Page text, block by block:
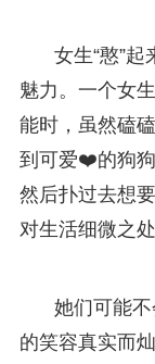
女生“憨”
魅力。一个女
能时，虽然磕
到可爱❤️的狗狗
然后扑过去想
对生活细微之
她们可能
的笑容真实而